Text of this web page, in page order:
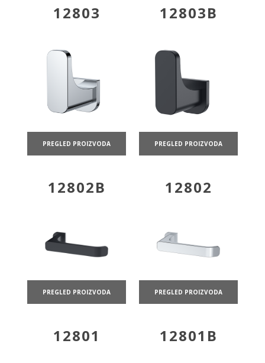
12803
PREGLED PROIZVODA
12803B
PREGLED PROIZVODA
12802B
PREGLED PROIZVODA
12802
PREGLED PROIZVODA
12801 12801B